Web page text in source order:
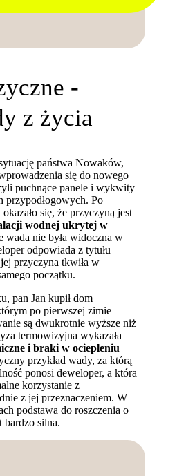
-
z życia
państwa Nowaków,
się do nowego
puchnące panele i wykwity
przypodłogowych. Po
się, że przyczyną jest
wodnej ukrytej w
wada nie była widoczna w
odpowiada z tytułu
przyczyna tkwiła w
początku.
pan Jan kupił dom
po pierwszej zimie
są dwukrotnie wyższe niż
termowizyjna wykazała
i braki w ociepleniu
przykład wady, za którą
ponosi deweloper, a która
korzystanie z
z jej przeznaczeniem. W
podstawa do roszczenia o
bardzo silna.